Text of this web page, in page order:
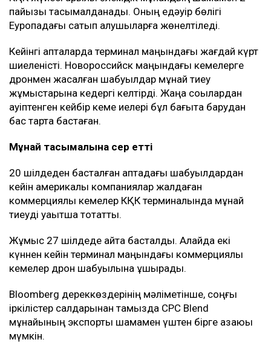
пайызы тасымалданады. Оның едәуір бөлігі
Еуропадағы сатып алушыларға жөнелтіледі.
Кейінгі апталарда терминал маңындағы жағдай күрт
шиеленісті. Новороссийск маңындағы кемелерге
дронмен жасалған шабуылдар мұнай тиеу
жұмыстарына кедергі келтірді. Жаңа соққылардан
қауіптенген кейбір кеме иелері бұл бағытқа барудан
бас тарта бастаған.
Мұнай тасымалына әсер етті
20 шілдеден басталған аптадағы шабуылдардан
кейін америкалық компаниялар жалдаған
коммерциялық кемелер КҚК терминалында мұнай
тиеуді уақытша тоқтатты.
Жұмыс 27 шілдеде қайта басталды. Алайда екі
күннен кейін терминал маңындағы коммерциялық
кемелер дрон шабуылына ұшырады.
Bloomberg дереккөздерінің мәліметінше, соңғы
іркілістер салдарынан тамызда CPC Blend
мұнайының экспорты шамамен үштен бірге азаюы
мүмкін.